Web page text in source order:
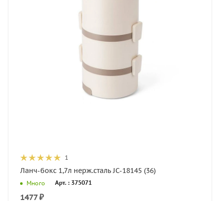
1
Ланч-бокс 1,7л нерж.сталь JC-18145 (36)
Много Арт. : 375071
1477₽